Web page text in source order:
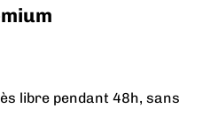
libre pendant 48h, sans